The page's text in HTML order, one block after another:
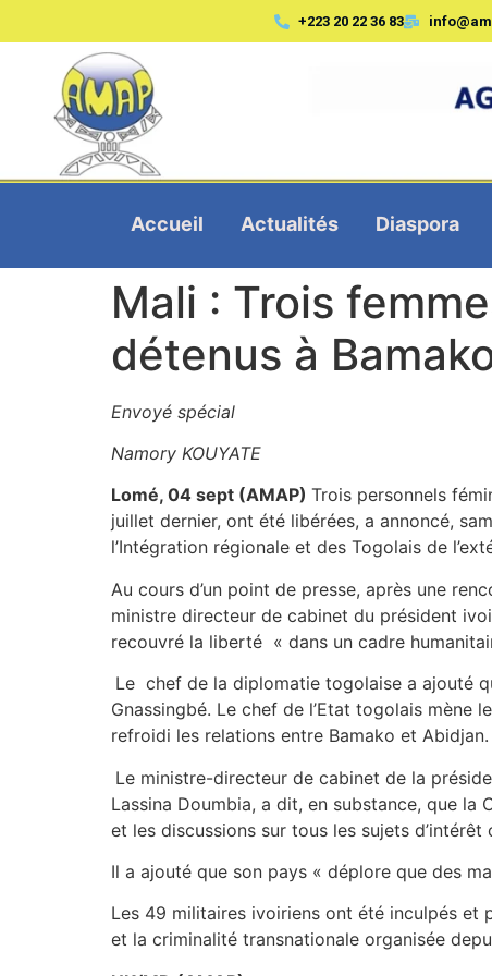
+223 20 22 36 83
Accueil Actualités Diaspora
Mali : Trois
détenus à
Envoyé spécial
Namory KOUYATE
Lomé, 04 sept (AMAP) Trois personnels
juillet dernier, ont été libérées, a annoncé,
l’Intégration régionale et des Togolais de
Au cours d’un point de presse, après une
ministre directeur de cabinet du président
recouvré la liberté « dans un cadre
Le chef de la diplomatie togolaise a ajouté
Gnassingbé. Le chef de l’Etat togolais
refroidi les relations entre Bamako et Abidjan.
Le ministre-directeur de cabinet de la
Lassina Doumbia, a dit, en substance, que la
et les discussions sur tous les sujets d’intérêt
Il a ajouté que son pays « déplore que des
Les 49 militaires ivoiriens ont été inculpés
et la criminalité transnationale organisée